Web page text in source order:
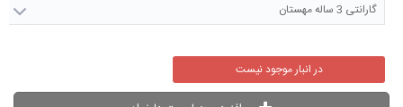
گارانتی 3 ساله مهستان
در انبار موجود نیست